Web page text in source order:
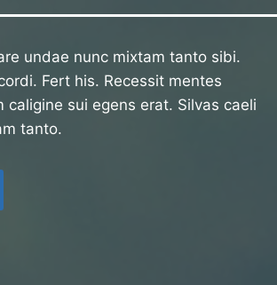
undae nunc mixtam tanto sibi.
Fert his. Recessit mentes
caligine sui egens erat. Silvas caeli
tanto.